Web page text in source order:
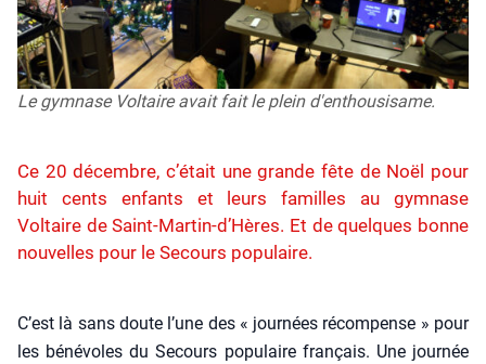
Le gymnase Voltaire avait fait le plein d'enthousisame.
Ce 20 décembre, c’était une grande fête de Noël pour
huit cents enfants et leurs familles au gymnase
Voltaire de Saint-Martin-d’Hères. Et de quelques bonne
nouvelles pour le Secours populaire.
C’est là sans doute l’une des « jour­nées récom­pense » pour
les béné­voles du Secours popu­laire fran­çais. Une jour­née